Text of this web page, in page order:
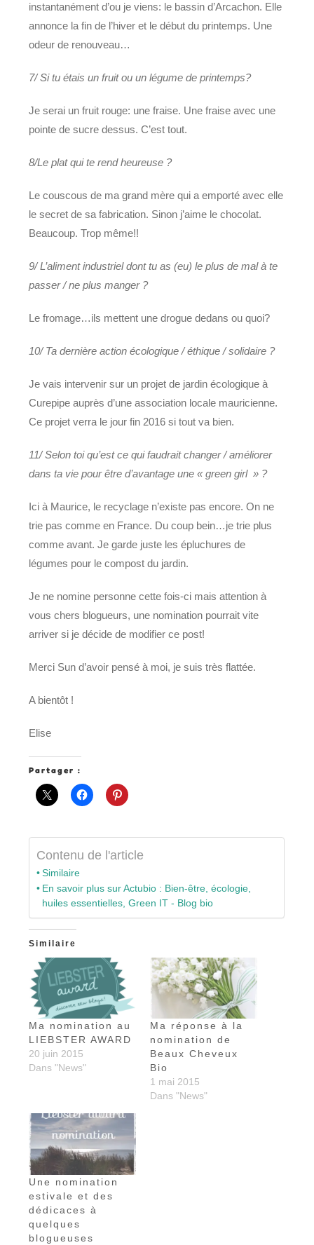
instantanément d’ou je viens: le bassin d’Arcachon. Elle
annonce la fin de l’hiver et le début du printemps. Une
odeur de renouveau…
7/ Si tu étais un fruit ou un légume de printemps?
Je serai un fruit rouge: une fraise. Une fraise avec une
pointe de sucre dessus. C’est tout.
8/Le plat qui te rend heureuse ?
Le couscous de ma grand mère qui a emporté avec elle
le secret de sa fabrication. Sinon j’aime le chocolat.
Beaucoup. Trop même!!
9/ L’aliment industriel dont tu as (eu) le plus de mal à te
passer / ne plus manger ?
Le fromage…ils mettent une drogue dedans ou quoi?
10/ Ta dernière action écologique / éthique / solidaire ?
Je vais intervenir sur un projet de jardin écologique à
Curepipe auprès d’une association locale mauricienne.
Ce projet verra le jour fin 2016 si tout va bien.
11/ Selon toi qu’est ce qui faudrait changer / améliorer
dans ta vie pour être d’avantage une « green girl » ?
Ici à Maurice, le recyclage n’existe pas encore. On ne
trie pas comme en France. Du coup bein…je trie plus
comme avant. Je garde juste les épluchures de
légumes pour le compost du jardin.
Je ne nomine personne cette fois-ci mais attention à
vous chers blogueurs, une nomination pourrait vite
arriver si je décide de modifier ce post!
Merci Sun d’avoir pensé à moi, je suis très flattée.
A bientôt !
Elise
Partager :
Contenu de l'article
Similaire
En savoir plus sur Actubio : Bien-être, écologie,
huiles essentielles, Green IT - Blog bio
Similaire
Ma nomination au
LIEBSTER AWARD
20 juin 2015
Dans "News"
Ma réponse à la
nomination de
Beaux Cheveux
Bio
1 mai 2015
Dans "News"
Une nomination
estivale et des
dédicaces à
quelques
blogueuses